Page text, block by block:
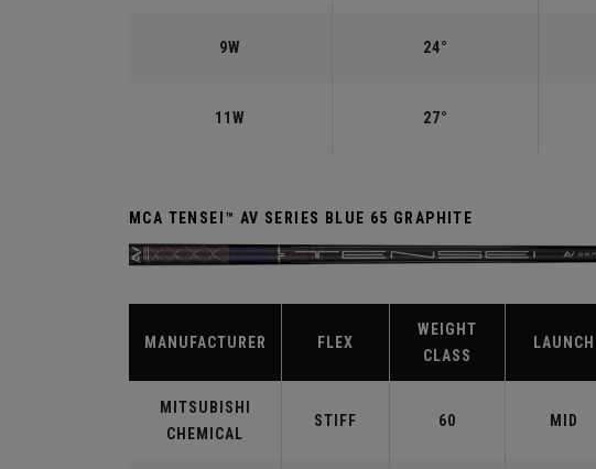
9W 24°
11W 27°
MCA TENSEI™ AV SERIES BLUE 65 GRAPHITE
MANUFACTURER FLEX
WEIGHT
CLASS
LAUNCH
MITSUBISHI
CHEMICAL
STIFF 60 MID